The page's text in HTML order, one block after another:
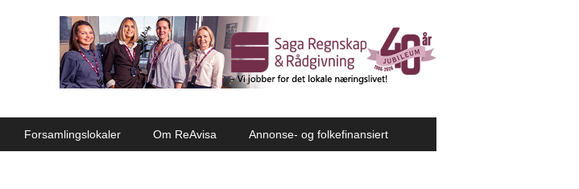
Forsamlingslokaler Om ReAvisa Annonse- og folkefinansiert